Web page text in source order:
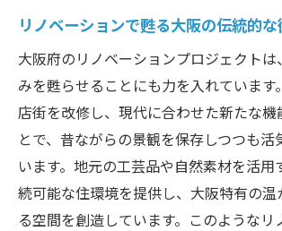
リノベーションで甦る大阪の伝統的
大阪府のリノベーションプロジェクト
みを甦らせることにも力を入れています
店街を改修し、現代に合わせた新たな機
とで、昔ながらの景観を保存しつつも活
います。地元の工芸品や自然素材を活用
続可能な住環境を提供し、大阪特有の
る空間を創造しています。このようなリ